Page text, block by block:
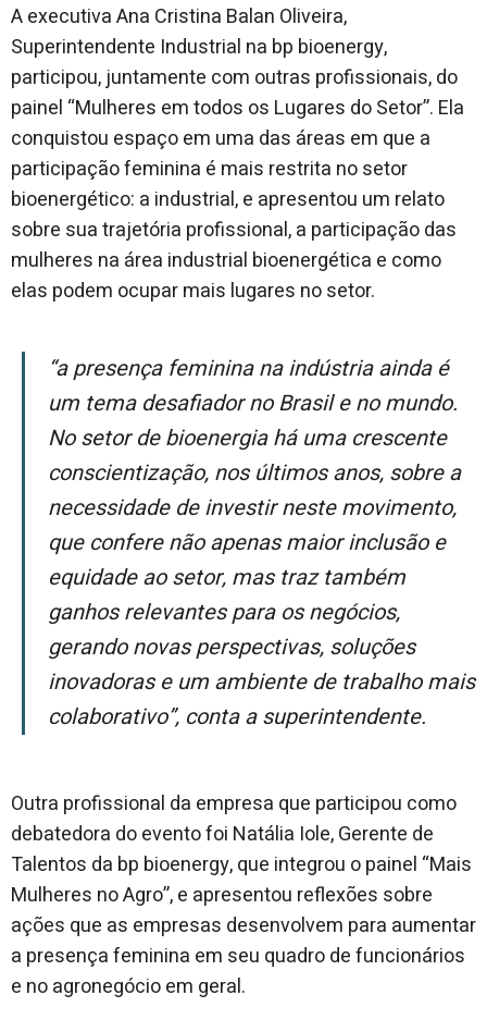
A executiva Ana Cristina Balan Oliveira,
Superintendente Industrial na bp bioenergy,
participou, juntamente com outras profissionais, do
painel “Mulheres em todos os Lugares do Setor”. Ela
conquistou espaço em uma das áreas em que a
participação feminina é mais restrita no setor
bioenergético: a industrial, e apresentou um relato
sobre sua trajetória profissional, a participação das
mulheres na área industrial bioenergética e como
elas podem ocupar mais lugares no setor.
“A presença feminina na indústria ainda é
um tema desafiador no Brasil e no mundo.
No setor de bioenergia há uma crescente
conscientização, nos últimos anos, sobre a
necessidade de investir neste movimento,
que confere não apenas maior inclusão e
equidade ao setor, mas traz também
ganhos relevantes para os negócios,
gerando novas perspectivas, soluções
inovadoras e um ambiente de trabalho mais
colaborativo”, conta a superintendente.
Outra profissional da empresa que participou como
debatedora do evento foi Natália Iole, Gerente de
Talentos da bp bioenergy, que integrou o painel “Mais
Mulheres no Agro”, e apresentou reflexões sobre
ações que as empresas desenvolvem para aumentar
a presença feminina em seu quadro de funcionários
e no agronegócio em geral.